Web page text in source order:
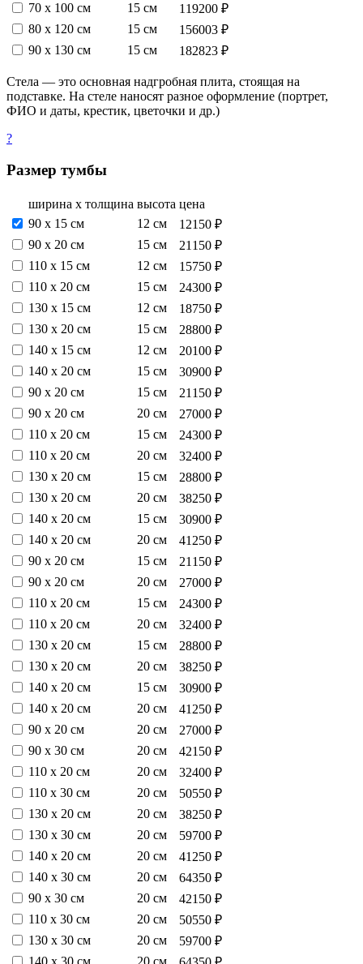
70 х 100 см
15 см
119200 ₽
80 х 120 см
15 см
156003 ₽
90 х 130 см
15 см 182823 ₽
Стела — это основная надгробная плита, стоящая на
подставке. На стеле наносят разное оформление (портрет,
ФИО и даты, крестик, цветочки и др.)
?
Размер тумбы
ширина х толщина высота цена
90 х 15 см
12 см
12150 ₽
90 х 20 см
15 см
21150 ₽
110 х 15 см
12 см
15750 ₽
110 х 20 см
15 см
24300 ₽
130 х 15 см
12 см
18750 ₽
130 х 20 см
15 см
28800 ₽
140 х 15 см
12 см
20100 ₽
140 х 20 см
15 см
30900 ₽
90 х 20 см
15 см
21150 ₽
90 х 20 см
20 см
27000 ₽
110 х 20 см
15 см
24300 ₽
110 х 20 см
20 см
32400 ₽
130 х 20 см
15 см
28800 ₽
130 х 20 см
20 см
38250 ₽
140 х 20 см
15 см
30900 ₽
140 х 20 см
20 см
41250 ₽
90 х 20 см
15 см
21150 ₽
90 х 20 см
20 см
27000 ₽
110 х 20 см
15 см
24300 ₽
110 х 20 см
20 см
32400 ₽
130 х 20 см
15 см
28800 ₽
130 х 20 см
20 см
38250 ₽
140 х 20 см
15 см
30900 ₽
140 х 20 см
20 см
41250 ₽
90 х 20 см
20 см
27000 ₽
90 х 30 см
20 см
42150 ₽
110 х 20 см
20 см
32400 ₽
110 х 30 см
20 см
50550 ₽
130 х 20 см
20 см
38250 ₽
130 х 30 см
20 см
59700 ₽
140 х 20 см
20 см
41250 ₽
140 х 30 см
20 см
64350 ₽
90 х 30 см
20 см
42150 ₽
110 х 30 см
20 см
50550 ₽
130 х 30 см
20 см
59700 ₽
140 х 30 см
20 см